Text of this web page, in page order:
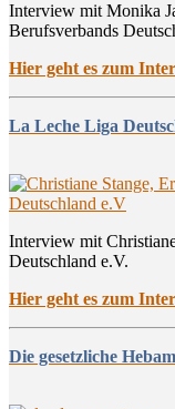
Interview mit Monika
Berufsverbands
Hier geht es zum
La Leche Liga
Interview mit
Deutschland e.V.
Hier geht es zum
Die gesetzliche